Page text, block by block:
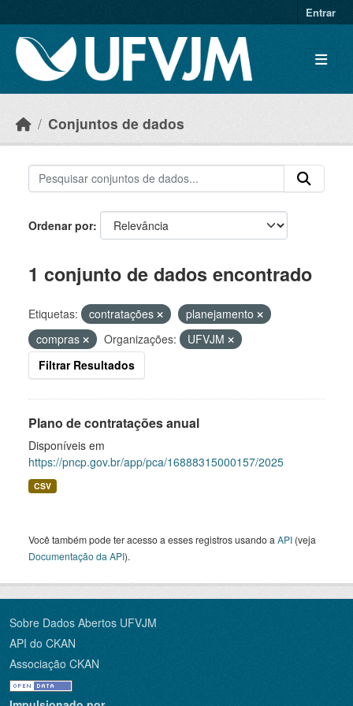
Entrar
Conjuntos de dados
Ordenar por
1 conjunto de dados encontrado
Etiquetas: contratações
planejamento
compras
Organizações:
UFVJM
Filtrar Resultados
Plano de contratações anual
Disponíveis em
https://pncp.gov.br/app/pca/16888315000157/2025
CSV
Você também pode ter acesso a esses registros usando a API (veja
Documentação da API).
Sobre Dados Abertos UFVJM
API do CKAN
Associação CKAN